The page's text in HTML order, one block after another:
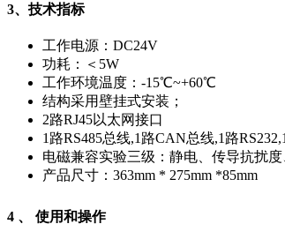
3、技术指标
工作电源：DC24V
功耗：＜5W
工作环境温度：-15℃~+60℃
结构采用壁挂式安装；
2路RJ45以太网接口
1路RS485总线,1路CAN总线,1路
电磁兼容实验三级：静电、传导抗扰
产品尺寸：363mm * 275mm *85mm
4 、 使用和操作